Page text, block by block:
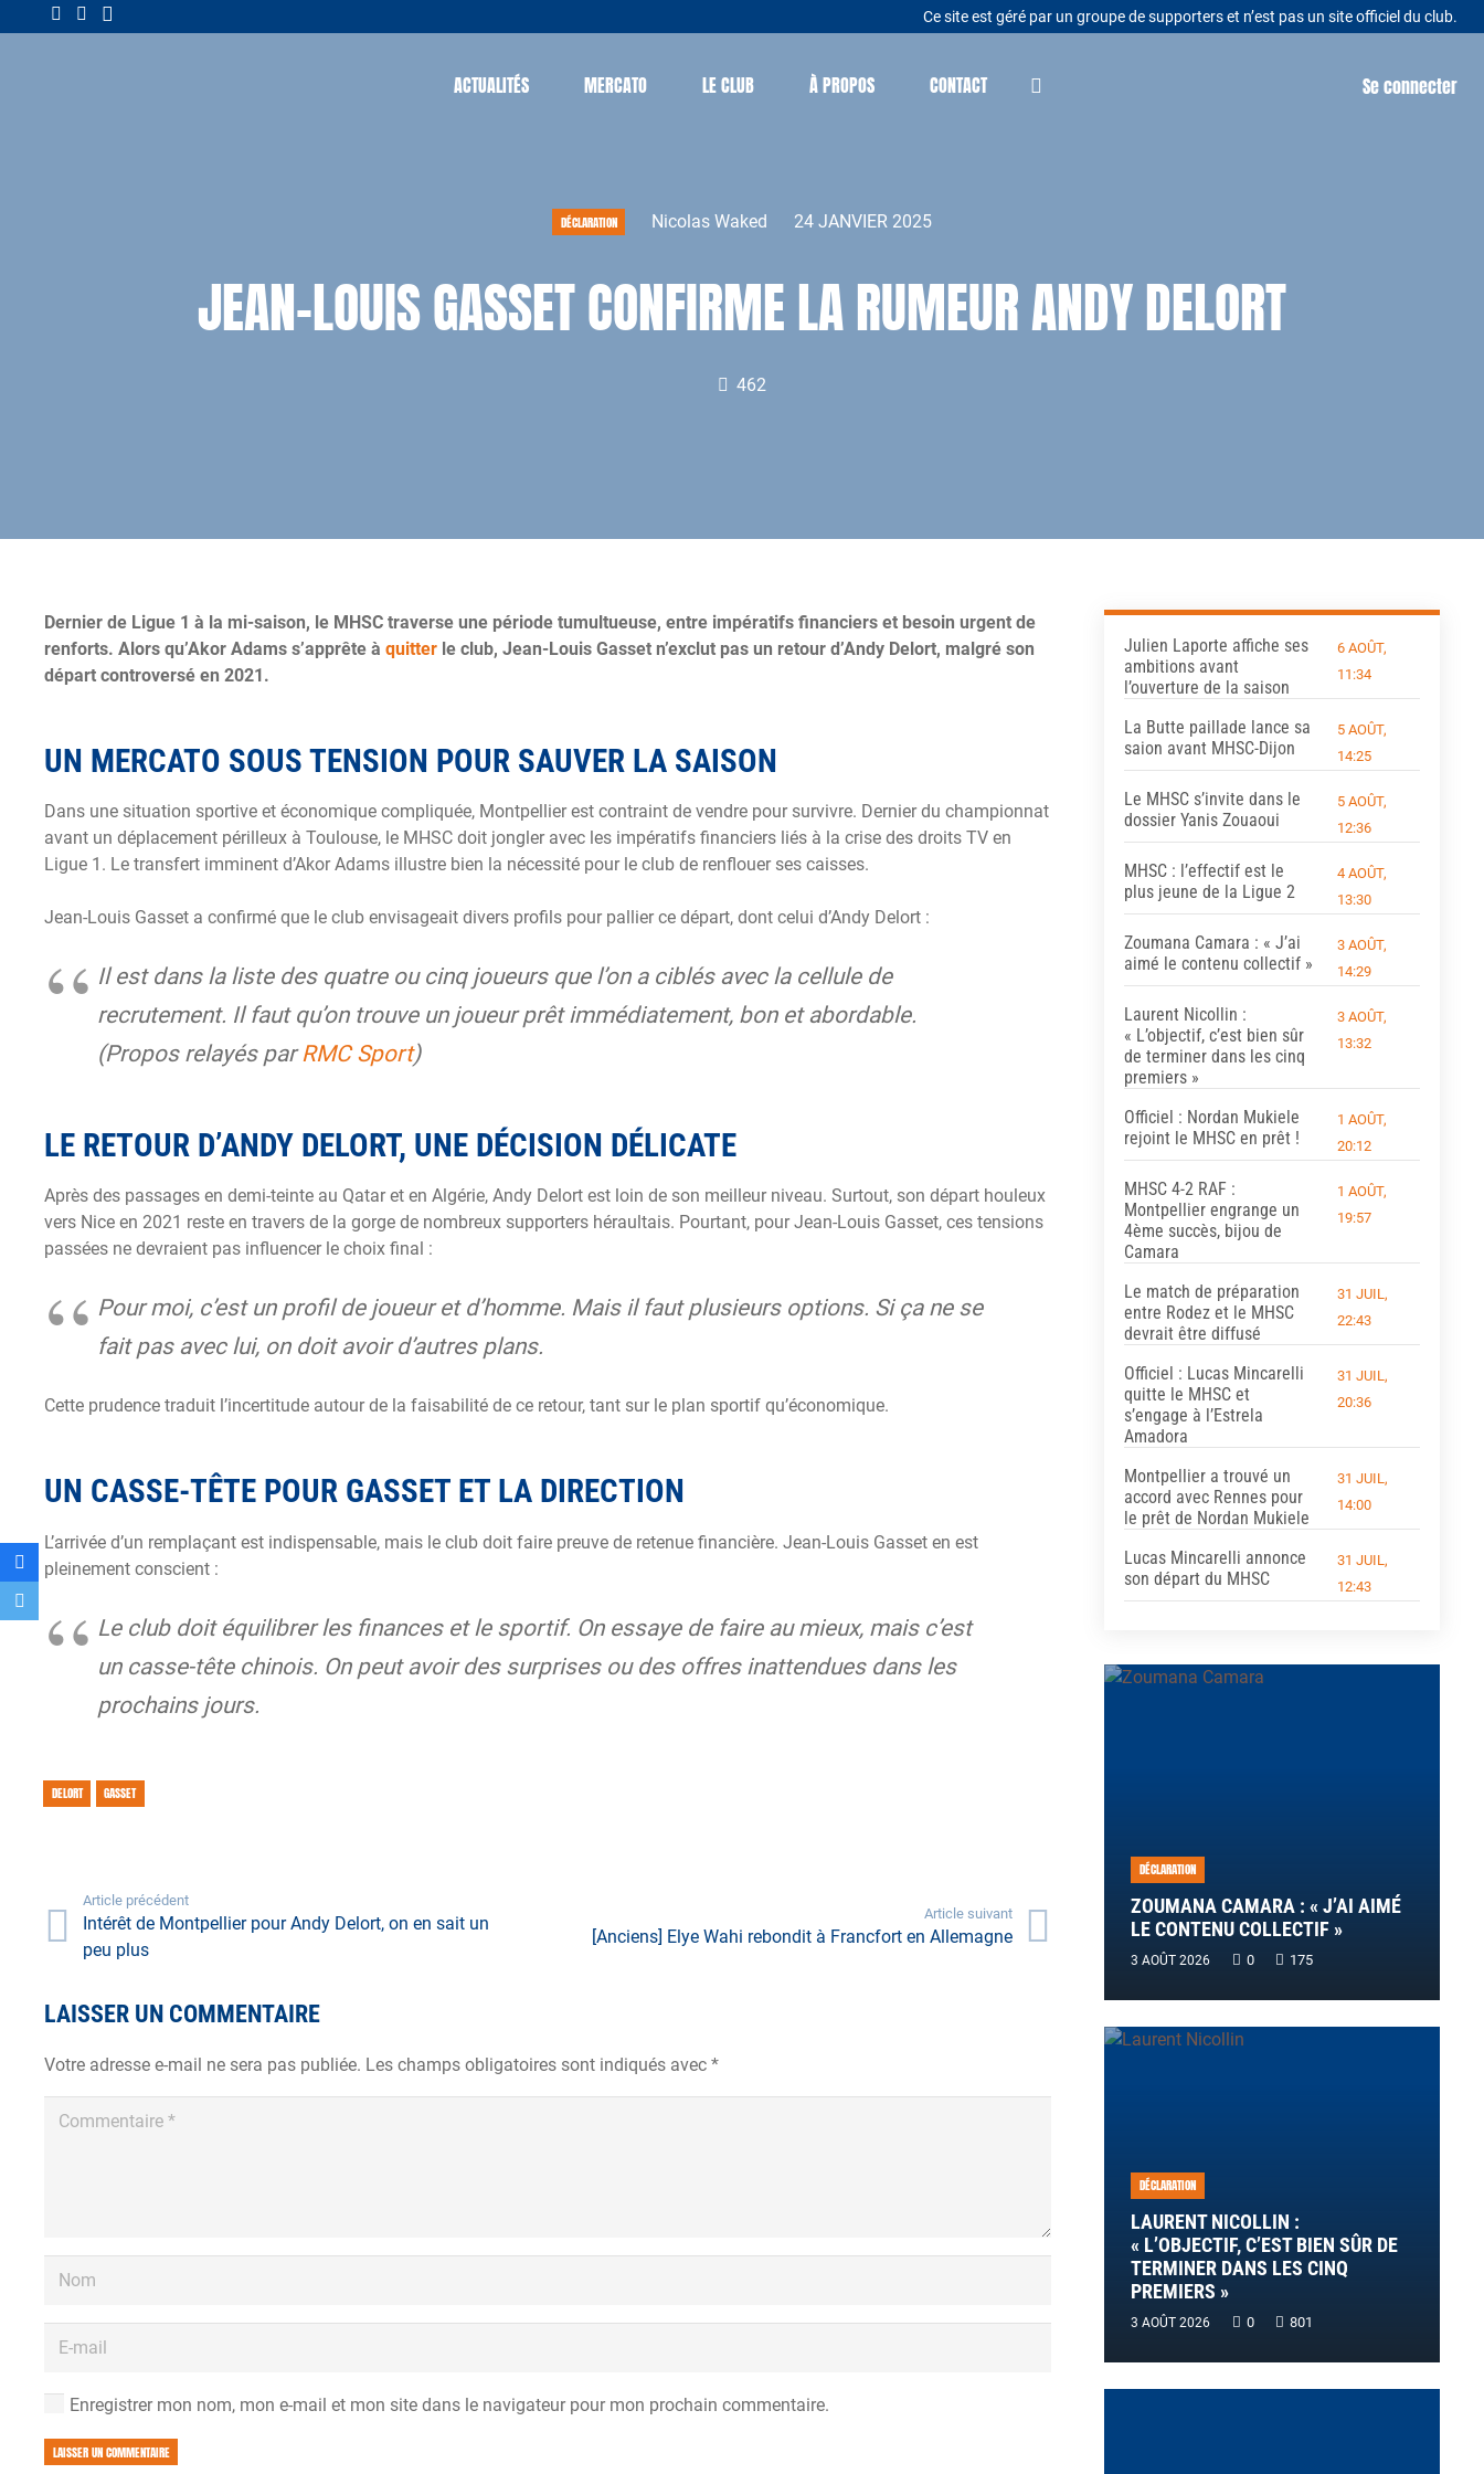
Ce site est géré par un groupe de supporters et n’est pas un site officiel du club.
ACTUALITÉS MERCATO LE CLUB À PROPOS CONTACT Se connecter
DÉCLARATION Nicolas Waked 24 JANVIER 2025
JEAN-LOUIS GASSET CONFIRME LA RUMEUR ANDY DELORT
462
Dernier de Ligue 1 à la mi-saison, le MHSC traverse une période tumultueuse, entre impératifs financiers et besoin urgent de
renforts. Alors qu’Akor Adams s’apprête à quitter le club, Jean-Louis Gasset n’exclut pas un retour d’Andy Delort, malgré son
départ controversé en 2021.
UN MERCATO SOUS TENSION POUR SAUVER LA SAISON
Dans une situation sportive et économique compliquée, Montpellier est contraint de vendre pour survivre. Dernier du championnat
avant un déplacement périlleux à Toulouse, le MHSC doit jongler avec les impératifs financiers liés à la crise des droits TV en
Ligue 1. Le transfert imminent d’Akor Adams illustre bien la nécessité pour le club de renflouer ses caisses.
Jean-Louis Gasset a confirmé que le club envisageait divers profils pour pallier ce départ, dont celui d’Andy Delort :
Il est dans la liste des quatre ou cinq joueurs que l’on a ciblés avec la cellule de
recrutement. Il faut qu’on trouve un joueur prêt immédiatement, bon et abordable.
(Propos relayés parRMC Sport)
LE RETOUR D’ANDY DELORT, UNE DÉCISION DÉLICATE
Après des passages en demi-teinte au Qatar et en Algérie, Andy Delort est loin de son meilleur niveau. Surtout, son départ houleux
vers Nice en 2021 reste en travers de la gorge de nombreux supporters héraultais. Pourtant, pour Jean-Louis Gasset, ces tensions
passées ne devraient pas influencer le choix final :
Pour moi, c’est un profil de joueur et d’homme. Mais il faut plusieurs options. Si ça ne se
fait pas avec lui, on doit avoir d’autres plans.
Cette prudence traduit l’incertitude autour de la faisabilité de ce retour, tant sur le plan sportif qu’économique.
UN CASSE-TÊTE POUR GASSET ET LA DIRECTION
L’arrivée d’un remplaçant est indispensable, mais le club doit faire preuve de retenue financière. Jean-Louis Gasset en est
pleinement conscient :
Le club doit équilibrer les finances et le sportif. On essaye de faire au mieux, mais c’est
un casse-tête chinois. On peut avoir des surprises ou des offres inattendues dans les
prochains jours.
DELORT GASSET
Article précédent
Intérêt de Montpellier pour Andy Delort, on en sait un
peu plus
Article suivant
[Anciens] Elye Wahi rebondit à Francfort en Allemagne
LAISSER UN COMMENTAIRE
Votre adresse e-mail ne sera pas publiée. Les champs obligatoires sont indiqués avec *
Enregistrer mon nom, mon e-mail et mon site dans le navigateur pour mon prochain commentaire.
LAISSER UN COMMENTAIRE
Julien Laporte affiche ses
ambitions avant
l’ouverture de la saison
6 AOÛT,
11:34
La Butte paillade lance sa
saion avant MHSC-Dijon
5 AOÛT,
14:25
Le MHSC s’invite dans le
dossier Yanis Zouaoui
5 AOÛT,
12:36
MHSC : l’effectif est le
plus jeune de la Ligue 2
4 AOÛT,
13:30
Zoumana Camara : « J’ai
aimé le contenu collectif »
3 AOÛT,
14:29
Laurent Nicollin :
« L’objectif, c’est bien sûr
de terminer dans les cinq
premiers »
3 AOÛT,
13:32
Officiel : Nordan Mukiele
rejoint le MHSC en prêt !
1 AOÛT,
20:12
MHSC 4-2 RAF :
Montpellier engrange un
4ème succès, bijou de
Camara
1 AOÛT,
19:57
Le match de préparation
entre Rodez et le MHSC
devrait être diffusé
31 JUIL,
22:43
Officiel : Lucas Mincarelli
quitte le MHSC et
s’engage à l’Estrela
Amadora
31 JUIL,
20:36
Montpellier a trouvé un
accord avec Rennes pour
le prêt de Nordan Mukiele
31 JUIL,
14:00
Lucas Mincarelli annonce
son départ du MHSC
31 JUIL,
12:43
DÉCLARATION
ZOUMANA CAMARA : « J’AI AIMÉ
LE CONTENU COLLECTIF »
3 AOÛT 2026 0 175
DÉCLARATION
LAURENT NICOLLIN :
« L’OBJECTIF, C’EST BIEN SÛR DE
TERMINER DANS LES CINQ
PREMIERS »
3 AOÛT 2026 0 801